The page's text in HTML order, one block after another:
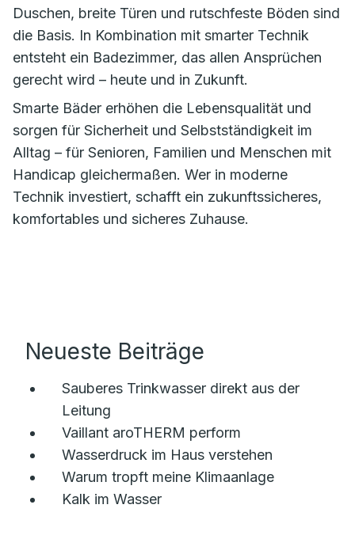
Duschen, breite Türen und rutschfeste Böden sind
die Basis. In Kombination mit smarter Technik
entsteht ein Badezimmer, das allen Ansprüchen
gerecht wird – heute und in Zukunft.
Smarte Bäder erhöhen die Lebensqualität und
sorgen für Sicherheit und Selbstständigkeit im
Alltag – für Senioren, Familien und Menschen mit
Handicap gleichermaßen. Wer in moderne
Technik investiert, schafft ein zukunftssicheres,
komfortables und sicheres Zuhause.
Neueste Beiträge
Sauberes Trinkwasser direkt aus der
Leitung
Vaillant aroTHERM perform
Wasserdruck im Haus verstehen
Warum tropft meine Klimaanlage
Kalk im Wasser